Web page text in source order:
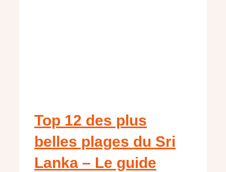
Top 12 des plus
belles plages du Sri
Lanka – Le guide